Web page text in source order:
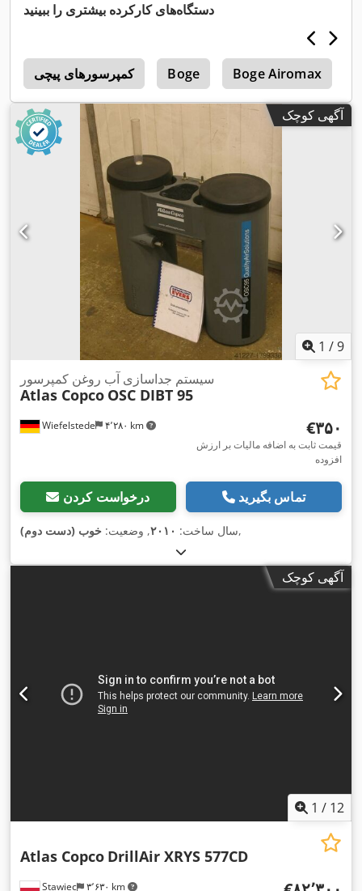
دستگاه‌های کارکرده بیشتری را ببینید
کمپرسورهای پیچی Boge Boge Airomax
آگهی کوچک
1 /9
Wiefelstede ۴٬۲۸۰ km
سیستم جداسازی آب روغن کمپرسور
Atlas Copco OSC DIBT 95
‎€۳۵۰
قیمت ثابت به اضافه مالیات بر ارزش
افزوده
درخواست کردن تماس بگیرید
سال ساخت: ۲۰۱۰, وضعیت: خوب (دست دوم) ,
آگهی کوچک
1 / 12
Stawiec ۳٬۶۳۰ km
Atlas Copco DrillAir XRYS 577CD